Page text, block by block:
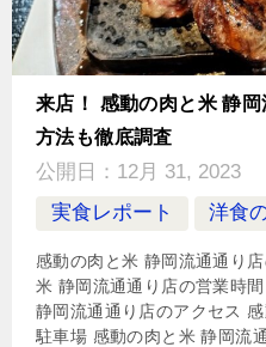
来店！ 感動の肉と米 静
方法も徹底調査
公開日： 12月 31, 2023
実食レポート
洋食
感動の肉と米 静岡流通通り
米 静岡流通通り店の営業時
静岡流通通り店のアクセス
駐車場 感動の肉と米 静岡流